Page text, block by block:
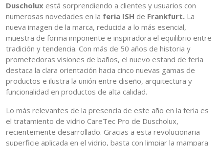
Duscholux está sorprendiendo a clientes y usuarios con
numerosas novedades en la feria ISH de Frankfurt. La
nueva imagen de la marca, reducida a lo más esencial,
muestra de forma imponente e inspiradora el equilibrio entre
tradición y tendencia. Con más de 50 años de historia y
prometedoras visiones de baños, el nuevo estand de feria
destaca la clara orientación hacia cinco nuevas gamas de
productos e ilustra la unión entre diseño, arquitectura y
funcionalidad en productos de alta calidad.
Lo más relevantes de la presencia de este año en la feria es
el tratamiento de vidrio CareTec Pro de Duscholux,
recientemente desarrollado. Gracias a esta revolucionaria
superficie aplicada en el vidrio, basta con limpiar la mampara